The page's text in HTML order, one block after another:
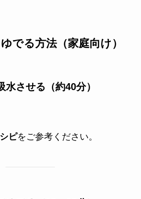
でる方法（家庭向け）
させる（約40分）
ピをご参考ください。